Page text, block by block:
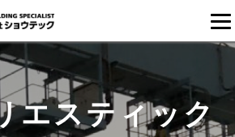
エスティック